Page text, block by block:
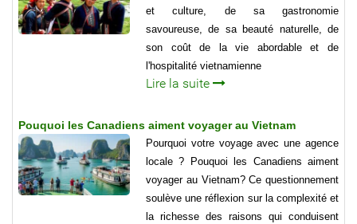
et culture, de sa gastronomie
savoureuse, de sa beauté naturelle, de
son coût de la vie abordable et de
l'hospitalité vietnamienne
Lire la suite
Pouquoi les Canadiens aiment voyager au Vietnam
Pourquoi votre voyage avec une agence
locale ? Pouquoi les Canadiens aiment
voyager au Vietnam? Ce questionnement
soulève une réflexion sur la complexité et
la richesse des raisons qui conduisent